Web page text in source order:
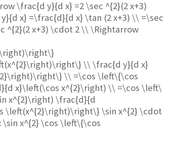
\frac{d y}{d x} =2 \sec ^{2}(2 x+3)
x} =\frac{d}{d x} \tan (2 x+3) \\ =\sec
^{2}(2 x+3) \cdot 2 \\ \Rightarrow
\\ \frac{d y}{d x}
\\ =\cos \left\{\cos
x}\left(\cos x^{2}\right) \\ =\cos \left\
x^{2}\right) \frac{d}{d
\left(x^{2}\right)\right\} \sin x^{2} \cdot
\sin x^{2} \cos \left\{\cos